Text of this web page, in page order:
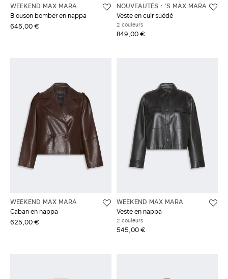
WEEKEND MAX MARA
Blouson bomber en nappa
645,00 €
NOUVEAUTÉS
'S MAX MARA
Veste en cuir suédé
2 couleurs
849,00 €
WEEKEND MAX MARA
Caban en nappa
625,00 €
WEEKEND MAX MARA
Veste en nappa
2 couleurs
545,00 €